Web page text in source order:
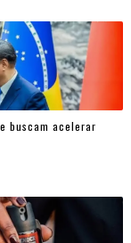
buscam acelerar